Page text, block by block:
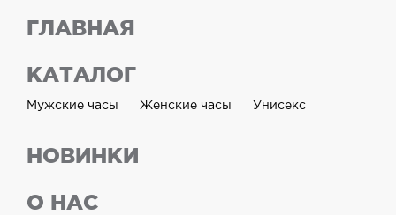
ГЛАВНАЯ
КАТАЛОГ
Мужские часы Женские часы Унисекс
НОВИНКИ
О НАС